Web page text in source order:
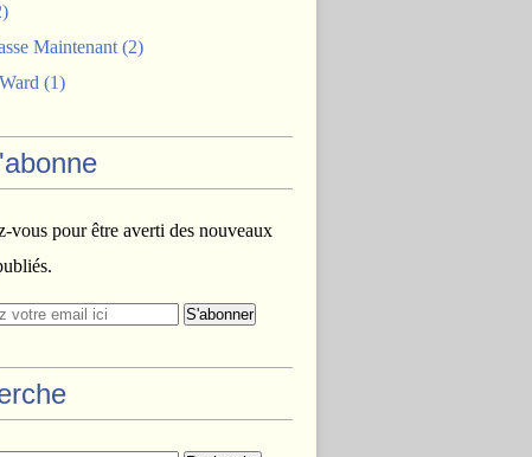
Maintenant (2)
(1)
vous pour être averti des nouveaux